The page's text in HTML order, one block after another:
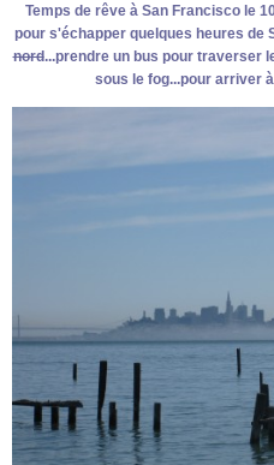
Temps de rêve à San Francisco le
pour s'échapper quelques heures de
nord...prendre un bus pour traverser
sous le fog...pour arriver